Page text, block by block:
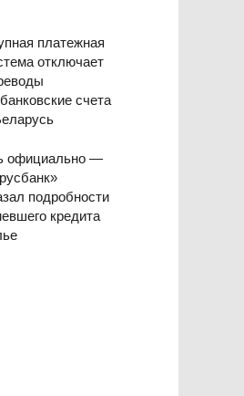
платежная
отключает
счета
официально —
подробности
кредита